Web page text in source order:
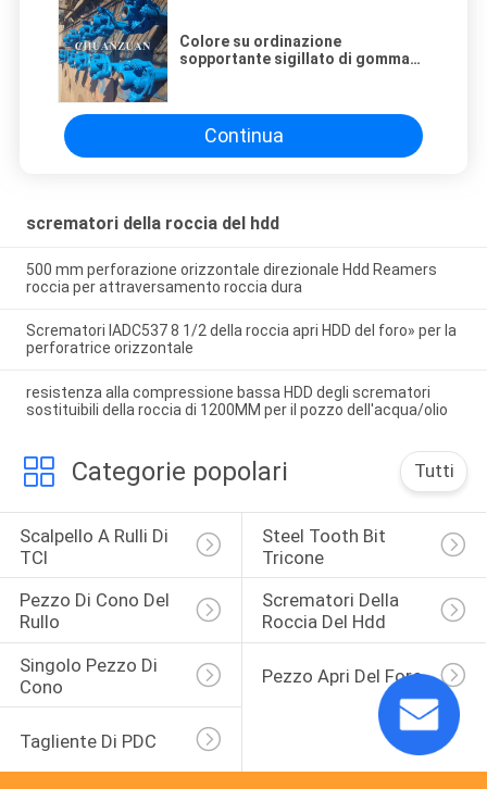
Colore su ordinazione
sopportante sigillato di gomma
500MM della roccia di HDD
Continua
scrematori della roccia del hdd
500 mm perforazione orizzontale direzionale Hdd Reamers
roccia per attraversamento roccia dura
Scrematori IADC537 8 1/2 della roccia apri HDD del foro» per la
perforatrice orizzontale
resistenza alla compressione bassa HDD degli scrematori
sostituibili della roccia di 1200MM per il pozzo dell'acqua/olio
Categorie popolari Tutti
Scalpello A Rulli Di
TCI
Steel Tooth Bit
Tricone
Pezzo Di Cono Del
Rullo
Scrematori Della
Roccia Del Hdd
Singolo Pezzo Di
Cono
Pezzo Apri Del Foro
Tagliente Di PDC